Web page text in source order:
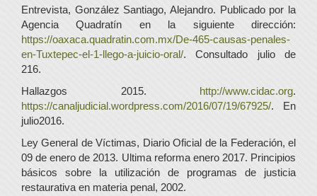
Entrevista, González Santiago, Alejandro. Publicado por la
Agencia Quadratín en la siguiente dirección:
https://oaxaca.quadratin.com.mx/De-465-causas-penales-
en-Tuxtepec-el-1-llego-a-juicio-oral/. Consultado julio de
216.
Hallazgos 2015. http://www.cidac.org.
https://canaljudicial.wordpress.com/2016/07/19/67925/. En
julio2016.
Ley General de Víctimas, Diario Oficial de la Federación, el
09 de enero de 2013. Ultima reforma enero 2017. Principios
básicos sobre la utilización de programas de justicia
restaurativa en materia penal, 2002.